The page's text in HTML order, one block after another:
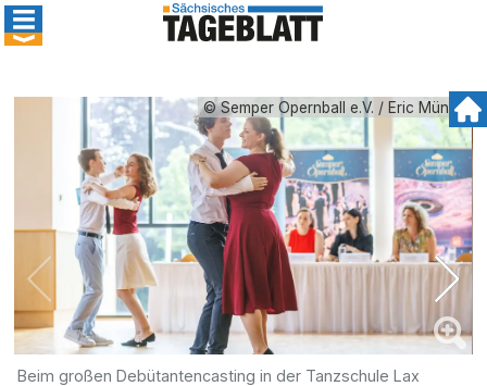
© Semper Opernball e.V. / Eric Münch
Beim großen Debütantencasting in der Tanzschule Lax